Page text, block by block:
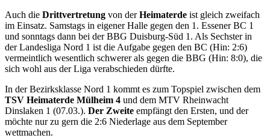
Auch die Drittvertretung von derHeimaterde ist gleich zweifach
im Einsatz. Samstags in eigener Halle gegen den 1. Essener BC 1
und sonntags dann bei der BBG Duisburg-Süd 1. Als Sechster in
der Landesliga Nord 1 ist die Aufgabe gegen den BC (Hin: 2:6)
vermeintlich wesentlich schwerer als gegen die BBG (Hin: 8:0), die
sich wohl aus der Liga verabschieden dürfte.
In der Bezirksklasse Nord 1 kommt es zum Topspiel zwischen dem
TSV Heimaterde Mülheim 4 und dem MTV Rheinwacht
Dinslaken 1 (07.03.). Der Zweite empfängt den Ersten, und der
möchte nur zu gern die 2:6 Niederlage aus dem September
wettmachen.